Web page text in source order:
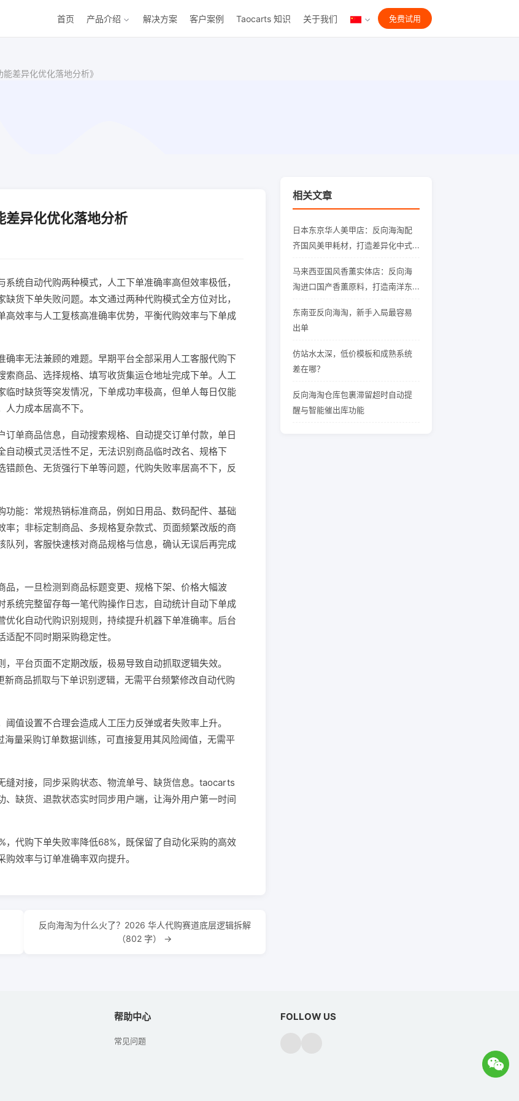
首页 产品介绍 解决方案 客户案例 Taocarts 知识 关于我们 免费试用
差异化优化落地分析》
差异化优化落地分析
统自动代购两种模式，人工下单准确率高但效率极低，
货下单失败问题。本文通过两种代购模式全方位对比，
效率与人工复核高准确率优势，平衡代购效率与下单成
率无法兼顾的难题。早期平台全部采用人工客服代购下
商品、选择规格、填写收货集运仓地址完成下单。人工
时缺货等突发情况，下单成功率极高，但单人每日仅能
力成本居高不下。
单商品信息，自动搜索规格、自动提交订单付款，单日
动模式灵活性不足，无法识别商品临时改名、规格下
颜色、无货强行下单等问题，代购失败率居高不下，反
能：常规热销标准商品，例如日用品、数码配件、基础
；非标定制商品、多规格复杂款式、页面频繁改版的商
列，客服快速核对商品规格与信息，确认无误后再完成
，一旦检测到商品标题变更、规格下架、价格大幅波
统完整留存每一笔代购操作日志，自动统计自动下单成
化自动代购识别规则，持续提升机器下单准确率。后台
配不同时期采购稳定性。
平台页面不定期改版，极易导致自动抓取逻辑失效。
商品抓取与下单识别逻辑，无需平台频繁修改自动代购
值设置不合理会造成人工压力反弹或者失败率上升。
量采购订单数据训练，可直接复用其风险阈值，无需平
缝对接，同步采购状态、物流单号、缺货信息。taocarts
缺货、退款状态实时同步用户端，让海外用户第一时间
代购下单失败率降低68%，既保留了自动化采购的高效
效率与订单准确率双向提升。
反向海淘为什么火了？2026 华人代购赛道底层逻辑拆解
（802 字） →
相关文章
日本东京华人美甲店：反向海淘配
齐国风美甲耗材，打造差异化中式...
马来西亚国风香薰实体店：反向海
淘进口国产香薰原料，打造南洋东...
东南亚反向海淘，新手入局最容易
出单
仿站水太深，低价模板和成熟系统
差在哪？
反向海淘仓库包裹滞留超时自动提
醒与智能催出库功能
帮助中心
常见问题
FOLLOW US